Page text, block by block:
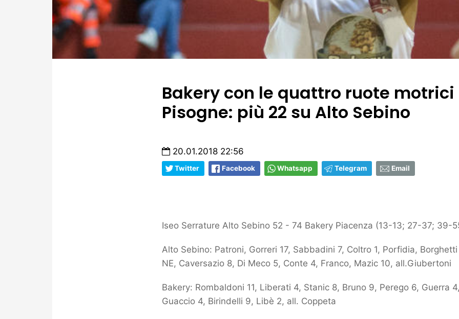
Bakery con le quattro ruote motrici
Pisogne: più 22 su Alto Sebino
20.01.2018 22:56
Twitter Facebook Whatsapp Telegram Email
Iseo Serrature Alto Sebino 52 - 74 Bakery Piacenza (13-13; 27-37; 39-
Alto Sebino: Patroni, Gorreri 17, Sabbadini 7, Coltro 1, Porfidia,
NE, Caversazio 8, Di Meco 5, Conte 4, Franco, Mazic 10, all.Giubertoni
Bakery: Rombaldoni 11, Liberati 4, Stanic 8, Bruno 9, Perego 6, Guerra
Guaccio 4, Birindelli 9, Libè 2, all. Coppeta